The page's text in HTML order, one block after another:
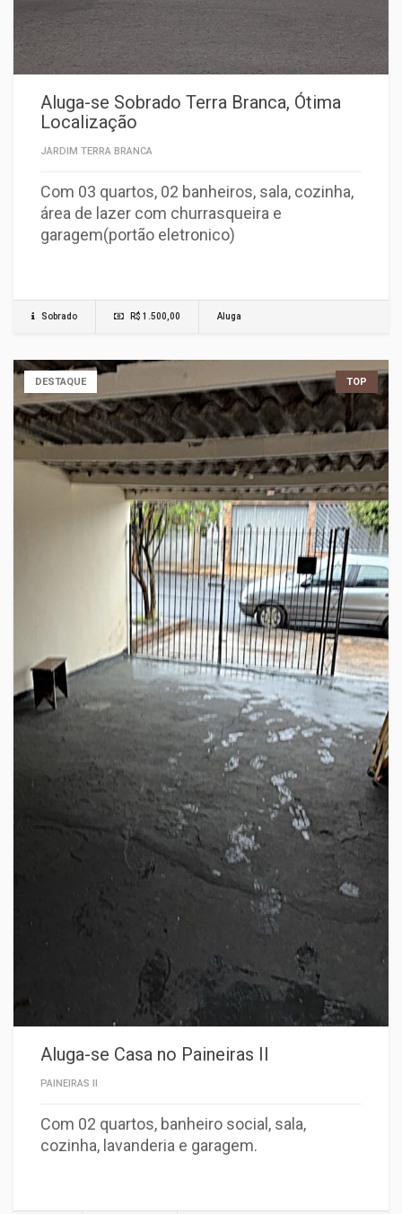
Aluga-se Sobrado Terra Branca, Ótima
Localização
JARDIM TERRA BRANCA
Com 03 quartos, 02 banheiros, sala, cozinha,
área de lazer com churrasqueira e
garagem(portão eletronico)
Sobrado R$ 1.500,00 Aluga
DESTAQUE TOP
Aluga-se Casa no Paineiras II
PAINEIRAS II
Com 02 quartos, banheiro social, sala,
cozinha, lavanderia e garagem.